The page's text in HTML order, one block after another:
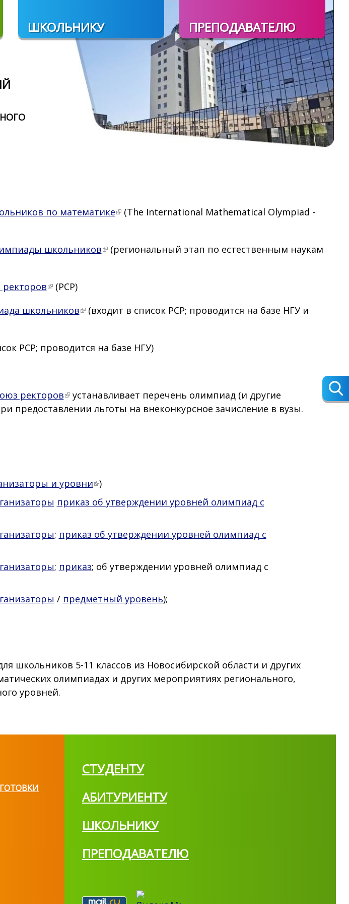
ШКОЛЬНИКУ ПРЕПОДАВАТЕЛЮ
по математике (The International Mathematical Olympiad -
школьников (региональный этап по естественным наукам
(РСР)
школьников (входит в список РСР; проводится на базе НГУ и
РСР; проводится на базе НГУ)
ректоров устанавливает перечень олимпиад (и другие
предоставлении льготы на внеконкурсное зачисление в вузы.
и уровни )
приказ об утверждении уровней олимпиад с
; приказ об утверждении уровней олимпиад с
; приказ; об утверждении уровней олимпиад с
/ предметный уровень);
школьников 5-11 классов из Новосибирской области и других
олимпиадах и других мероприятиях регионального,
уровней.
СТУДЕНТУ
АБИТУРИЕНТУ
ШКОЛЬНИКУ
ПРЕПОДАВАТЕЛЮ